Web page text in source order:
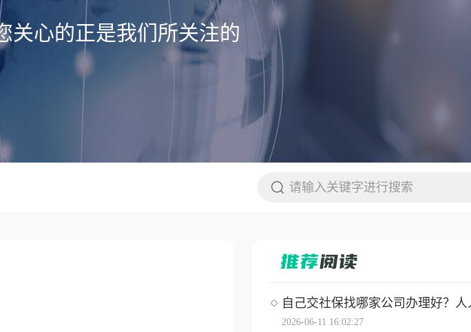
关心的正是我们所关注的
自己交社保找哪家公司办理好？人
2026-06-11 16:02:27